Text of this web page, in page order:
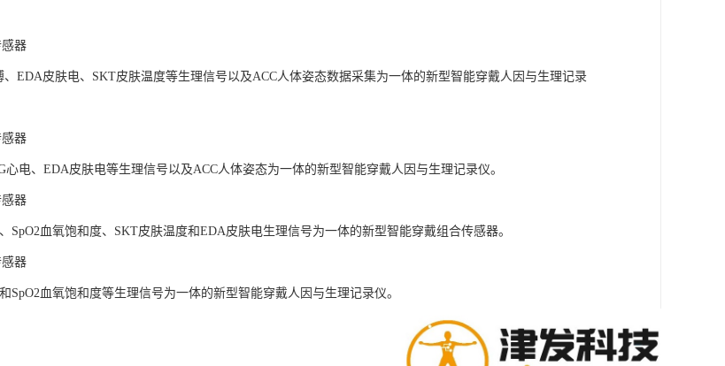
器
、EDA皮肤电、SKT皮肤温度等生理信号以及ACC人体姿态数据采集为一体的新型智能穿戴人因与生理记录
器
心电、EDA皮肤电等生理信号以及ACC人体姿态为一体的新型智能穿戴人因与生理记录仪。
器
SpO2血氧饱和度、SKT皮肤温度和EDA皮肤电生理信号为一体的新型智能穿戴组合传感器。
器
SpO2血氧饱和度等生理信号为一体的新型智能穿戴人因与生理记录仪。